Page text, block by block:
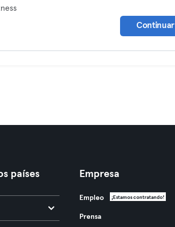
Continuar
países Empresa
Empleo ¡Estamos contratando!
Prensa